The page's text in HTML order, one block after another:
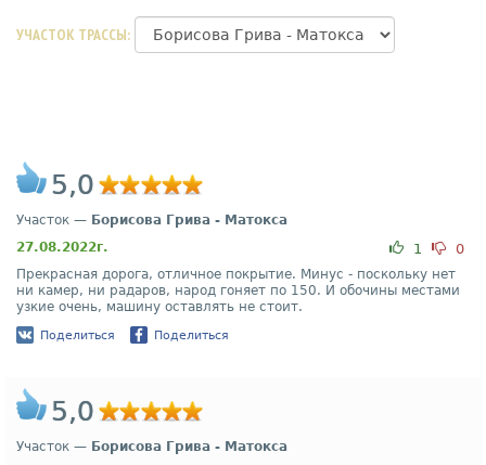
УЧАСТОК ТРАССЫ:
5,0
Участок — Борисова Грива - Матокса
27.08.2022г.
1 0
Прекрасная дорога, отличное покрытие. Минус - поскольку нет
ни камер, ни радаров, народ гоняет по 150. И обочины местами
узкие очень, машину оставлять не стоит.
Поделиться Поделиться
5,0
Участок — Борисова Грива - Матокса